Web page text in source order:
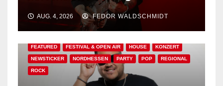
Zusatzkontingent an Tickets
erhältlich!
AUG. 4, 2026 FEDOR WALDSCHMIDT
FEATURED FESTIVAL & OPEN AIR HOUSE KONZERT
NEWSTICKER NORDHESSEN PARTY POP REGIONAL
ROCK